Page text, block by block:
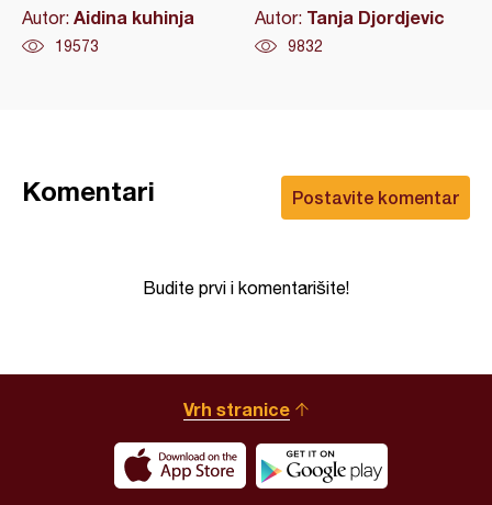
Autor: Aidina kuhinja
19573
Autor: Tanja Djordjevic
9832
Postavite komentar
Komentari
Budite prvi i komentarišite!
Vrh stranice